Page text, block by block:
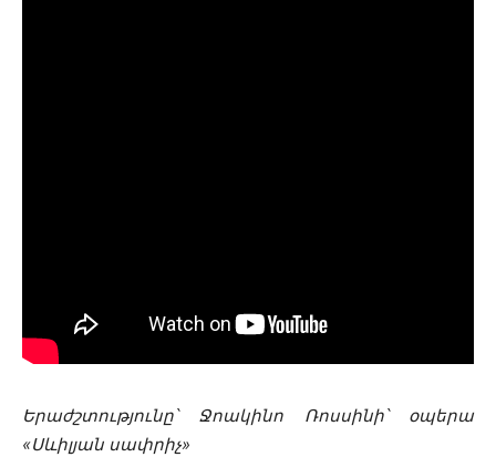
Երաժշտությունը՝ Ջոակինո Ռոսսինի՝ օպերա
«Սևիլյան սափրիչ»